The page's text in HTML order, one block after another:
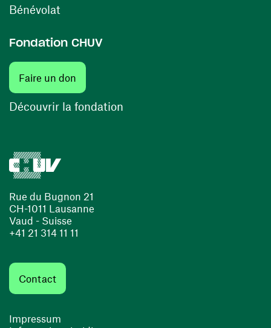
Rue du Bugnon 21
CH-1011 Lausanne
Vaud - Suisse
+41 21 314 11 11
Contact
Impressum
Bénévolat
Fondation CHUV
Faire un don
Découvrir la fondation